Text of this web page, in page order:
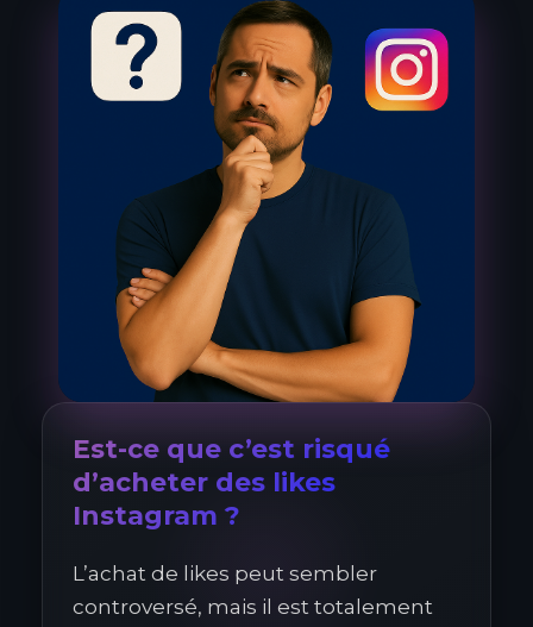
Est-ce que c’est risqué
d’acheter des likes
Instagram ?
L’achat de likes peut sembler
controversé, mais il est totalement